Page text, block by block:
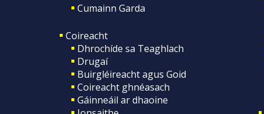
Cumainn Garda
Coireacht
Dhrochíde sa Teaghlach
Drugaí
Buirgléireacht agus Goid
Coireacht ghnéasach
Gáinneáil ar dhaoine